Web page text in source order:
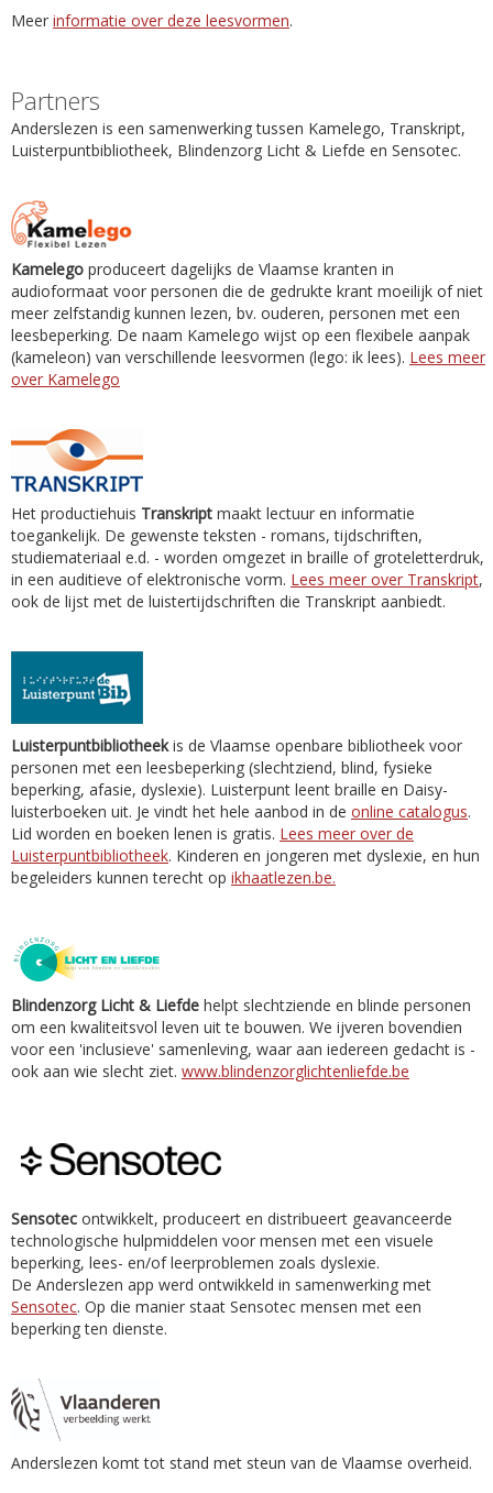
Meer informatie over deze leesvormen.
Partners
Anderslezen is een samenwerking tussen Kamelego, Transkript,
Luisterpuntbibliotheek, Blindenzorg Licht & Liefde en Sensotec.
Kamelego produceert dagelijks de Vlaamse kranten in
audioformaat voor personen die de gedrukte krant moeilijk of niet
meer zelfstandig kunnen lezen, bv. ouderen, personen met een
leesbeperking. De naam Kamelego wijst op een flexibele aanpak
(kameleon) van verschillende leesvormen (lego: ik lees). Lees meer
over Kamelego
Het productiehuis Transkript maakt lectuur en informatie
toegankelijk. De gewenste teksten - romans, tijdschriften,
studiemateriaal e.d. - worden omgezet in braille of groteletterdruk,
in een auditieve of elektronische vorm. Lees meer over Transkript,
ook de lijst met de luistertijdschriften die Transkript aanbiedt.
Luisterpuntbibliotheekis de Vlaamse openbare bibliotheek voor
personen met een leesbeperking (slechtziend, blind, fysieke
beperking, afasie, dyslexie). Luisterpunt leent braille en Daisy-
luisterboeken uit. Je vindt het hele aanbod in de online catalogus.
Lid worden en boeken lenen is gratis. Lees meer over de
Luisterpuntbibliotheek. Kinderen en jongeren met dyslexie, en hun
begeleiders kunnen terecht op ikhaatlezen.be.
Blindenzorg Licht & Liefde helpt slechtziende en blinde personen
om een kwaliteitsvol leven uit te bouwen. We ijveren bovendien
voor een 'inclusieve' samenleving, waar aan iedereen gedacht is -
ook aan wie slecht ziet. www.blindenzorglichtenliefde.be
Sensotec ontwikkelt, produceert en distribueert geavanceerde
technologische hulpmiddelen voor mensen met een visuele
beperking, lees- en/of leerproblemen zoals dyslexie.
De Anderslezen app werd ontwikkeld in samenwerking met
Sensotec. Op die manier staat Sensotec mensen met een
beperking ten dienste.
Anderslezen komt tot stand met steun van de Vlaamse overheid.